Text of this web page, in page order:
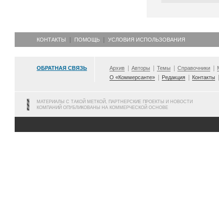
КОНТАКТЫ ПОМОЩЬ УСЛОВИЯ ИСПОЛЬЗОВАНИЯ
ОБРАТНАЯ СВЯЗЬ Архив Авторы Темы Справочники
О «Коммерсанте»
Редакция Контакты
МАТЕРИАЛЫ С ТАКОЙ МЕТКОЙ, ПАРТНЕРСКИЕ ПРОЕКТЫ И НОВОСТИ
КОМПАНИЙ ОПУБЛИКОВАНЫ НА КОММЕРЧЕСКОЙ ОСНОВЕ